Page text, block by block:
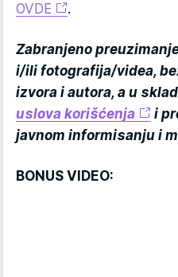
OVDE
.
Zabranjeno
i/ili fotografija/videa,
izvora i autora, a u
uslova korišćenja
i
javnom informisanju i
BONUS VIDEO: